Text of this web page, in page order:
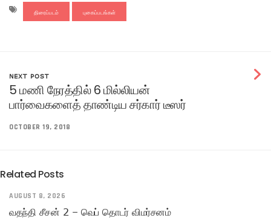
திரைப்படம் புகைப்படங்கள்
NEXT POST
5 மணி நேரத்தில் 6 மில்லியன்
பார்வைகளைத் தாண்டிய சர்கார் டீஸர்
OCTOBER 19, 2018
Related Posts
AUGUST 8, 2026
வதந்தி சீசன் 2 – வெப் தொடர் விமர்சனம்